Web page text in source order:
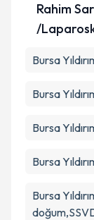
Rahim
/
Bursa
Bursa
Bursa
Bursa
Bursa